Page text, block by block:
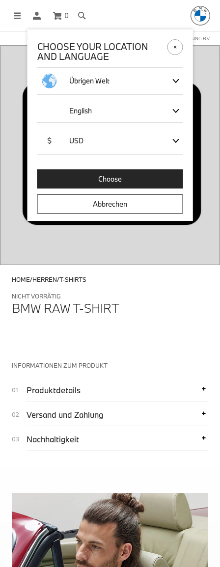
0
OFFICIAL BMW LIFESTYLE SHOP OPERATED BY STICHD SPORTMERCHANDISING B.V.
HOME HERREN T-SHIRTS
NICHT VORRÄTIG
BMW RAW T-SHIRT
INFORMATIONEN ZUM PRODUKT
Produktdetails
Versand und Zahlung
Nachhaltigkeit
CHOOSE YOUR LOCATION
AND LANGUAGE
Übrigen Welt
English
$ USD
Choose
Abbrechen